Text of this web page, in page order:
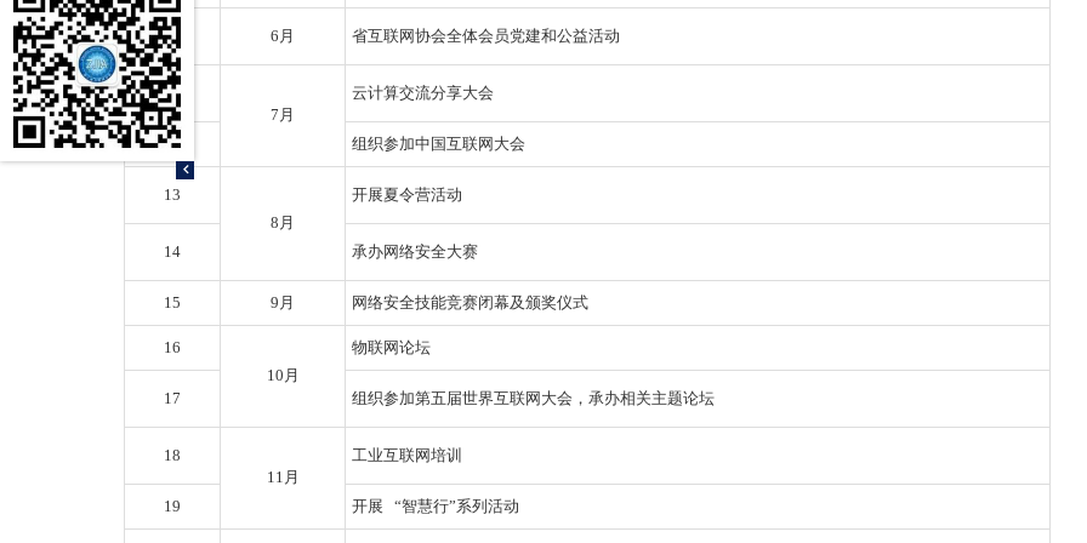
10 6月 省互联网协会全体会员党建和公益活动
11
7月
云计算交流分享大会
12 组织参加中国互联网大会
13
8月
开展夏令营活动
14 承办网络安全大赛
15 9月 网络安全技能竞赛闭幕及颁奖仪式
16
10月
物联网论坛
17 组织参加第五届世界互联网大会，承办相关主题论坛
18
11月
工业互联网培训
19 开展 “智慧行”系列活动
录